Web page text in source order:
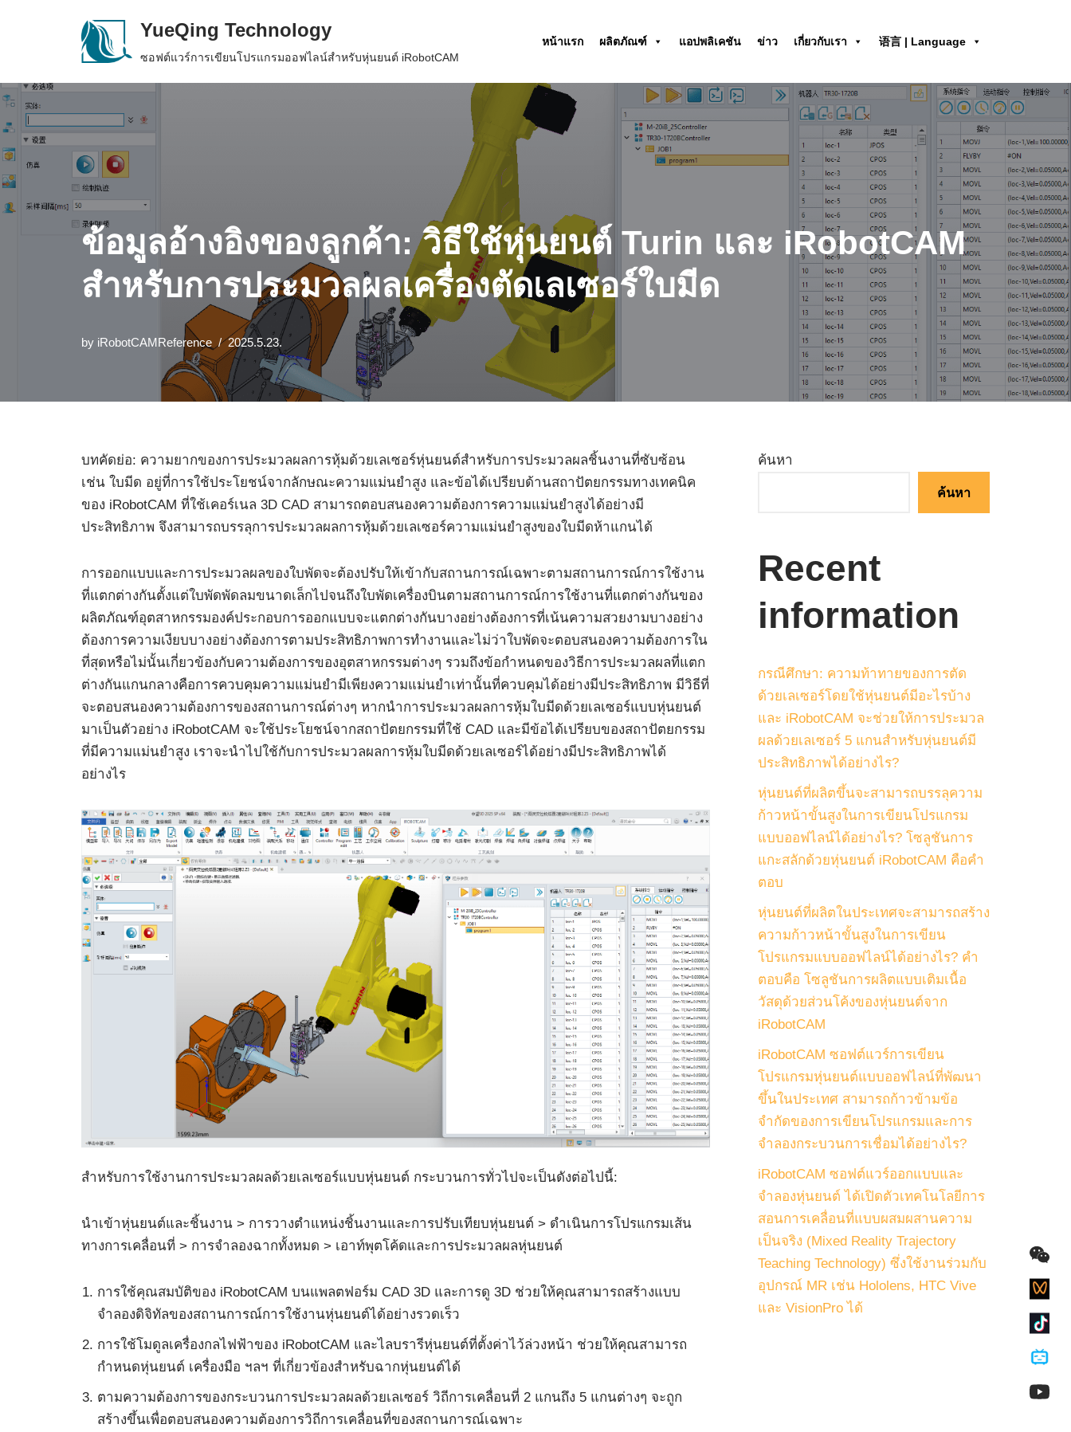
content
YueQing Technology
ซอฟต์แวร์การเขียนโปรแกรมออฟไลน์สำหรับหุ่นยนต์ iRobotCAM
หน้าแรก ผลิตภัณฑ์ แอปพลิเคชัน ข่าว เกี่ยวกับเรา 语言 | Language
ข้อมูลอ้างอิงของลูกค้า: วิธีใช้หุ่นยนต์ Turin และ iRobotCAM
สำหรับการประมวลผลเครื่องตัดเลเซอร์ใบมีด
by iRobotCAMReference 2025.5.23.
บทคัดย่อ: ความยากของการประมวลผลการหุ้มด้วยเลเซอร์หุ่นยนต์สำหรับการประมวลผลชิ้นงานที่ซับซ้อน
เช่น ใบมีด อยู่ที่การใช้ประโยชน์จากลักษณะความแม่นยำสูง และข้อได้เปรียบด้านสถาปัตยกรรมทางเทคนิค
ของ iRobotCAM ที่ใช้เคอร์เนล 3D CAD สามารถตอบสนองความต้องการความแม่นยำสูงได้อย่างมี
ประสิทธิภาพ จึงสามารถบรรลุการประมวลผลการหุ้มด้วยเลเซอร์ความแม่นยำสูงของใบมีดห้าแกนได้
การออกแบบและการประมวลผลของใบพัดจะต้องปรับให้เข้ากับสถานการณ์เฉพาะตามสถานการณ์การใช้งาน
ที่แตกต่างกันตั้งแต่ใบพัดพัดลมขนาดเล็กไปจนถึงใบพัดเครื่องบินตามสถานการณ์การใช้งานที่แตกต่างกันของ
ผลิตภัณฑ์อุตสาหกรรมองค์ประกอบการออกแบบจะแตกต่างกันบางอย่างต้องการที่เน้นความสวยงามบางอย่าง
ต้องการความเงียบบางอย่างต้องการตามประสิทธิภาพการทำงานและไม่ว่าใบพัดจะตอบสนองความต้องการใน
ที่สุดหรือไม่นั้นเกี่ยวข้องกับความต้องการของอุตสาหกรรมต่างๆ รวมถึงข้อกำหนดของวิธีการประมวลผลที่แตก
ต่างกันแกนกลางคือการควบคุมความแม่นยำมีเพียงความแม่นยำเท่านั้นที่ควบคุมได้อย่างมีประสิทธิภาพ มีวิธีที่
จะตอบสนองความต้องการของสถานการณ์ต่างๆ หากนำการประมวลผลการหุ้มใบมีดด้วยเลเซอร์แบบหุ่นยนต์
มาเป็นตัวอย่าง iRobotCAM จะใช้ประโยชน์จากสถาปัตยกรรมที่ใช้ CAD และมีข้อได้เปรียบของสถาปัตยกรรม
ที่มีความแม่นยำสูง เราจะนำไปใช้กับการประมวลผลการหุ้มใบมีดด้วยเลเซอร์ได้อย่างมีประสิทธิภาพได้
อย่างไร
สำหรับการใช้งานการประมวลผลด้วยเลเซอร์แบบหุ่นยนต์ กระบวนการทั่วไปจะเป็นดังต่อไปนี้:
นำเข้าหุ่นยนต์และชิ้นงาน > การวางตำแหน่งชิ้นงานและการปรับเทียบหุ่นยนต์ > ดำเนินการโปรแกรมเส้น
ทางการเคลื่อนที่ > การจำลองฉากทั้งหมด > เอาท์พุตโค้ดและการประมวลผลหุ่นยนต์
การใช้คุณสมบัติของ iRobotCAM บนแพลตฟอร์ม CAD 3D และการดู 3D ช่วยให้คุณสามารถสร้างแบบ
จำลองดิจิทัลของสถานการณ์การใช้งานหุ่นยนต์ได้อย่างรวดเร็ว
การใช้โมดูลเครื่องกลไฟฟ้าของ iRobotCAM และไลบรารีหุ่นยนต์ที่ตั้งค่าไว้ล่วงหน้า ช่วยให้คุณสามารถ
กำหนดหุ่นยนต์ เครื่องมือ ฯลฯ ที่เกี่ยวข้องสำหรับฉากหุ่นยนต์ได้
ตามความต้องการของกระบวนการประมวลผลด้วยเลเซอร์ วิถีการเคลื่อนที่ 2 แกนถึง 5 แกนต่างๆ จะถูก
สร้างขึ้นเพื่อตอบสนองความต้องการวิถีการเคลื่อนที่ของสถานการณ์เฉพาะ
ค้นหา
ค้นหา
Recent
information
กรณีศึกษา: ความท้าทายของการตัด
ด้วยเลเซอร์โดยใช้หุ่นยนต์มีอะไรบ้าง
และ iRobotCAM จะช่วยให้การประมวล
ผลด้วยเลเซอร์ 5 แกนสำหรับหุ่นยนต์มี
ประสิทธิภาพได้อย่างไร?
หุ่นยนต์ที่ผลิตขึ้นจะสามารถบรรลุความ
ก้าวหน้าขั้นสูงในการเขียนโปรแกรม
แบบออฟไลน์ได้อย่างไร? โซลูชันการ
แกะสลักด้วยหุ่นยนต์ iRobotCAM คือคำ
ตอบ
หุ่นยนต์ที่ผลิตในประเทศจะสามารถสร้าง
ความก้าวหน้าขั้นสูงในการเขียน
โปรแกรมแบบออฟไลน์ได้อย่างไร? คำ
ตอบคือ โซลูชันการผลิตแบบเติมเนื้อ
วัสดุด้วยส่วนโค้งของหุ่นยนต์จาก
iRobotCAM
iRobotCAM ซอฟต์แวร์การเขียน
โปรแกรมหุ่นยนต์แบบออฟไลน์ที่พัฒนา
ขึ้นในประเทศ สามารถก้าวข้ามข้อ
จำกัดของการเขียนโปรแกรมและการ
จำลองกระบวนการเชื่อมได้อย่างไร?
iRobotCAM ซอฟต์แวร์ออกแบบและ
จำลองหุ่นยนต์ ได้เปิดตัวเทคโนโลยีการ
สอนการเคลื่อนที่แบบผสมผสานความ
เป็นจริง (Mixed Reality Trajectory
Teaching Technology) ซึ่งใช้งานร่วมกับ
อุปกรณ์ MR เช่น Hololens, HTC Vive
และ VisionPro ได้